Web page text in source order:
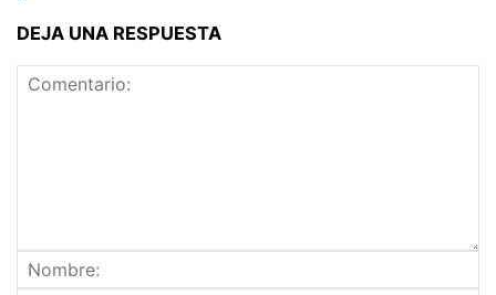
DEJA UNA RESPUESTA